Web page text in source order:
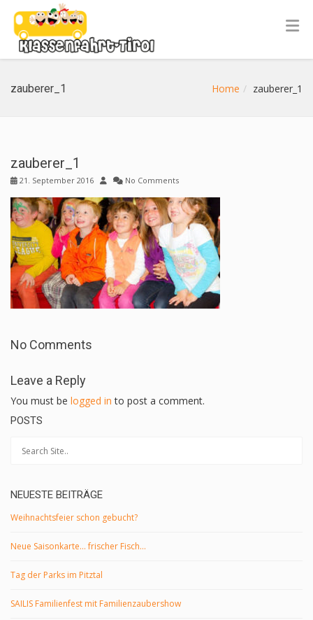
zauberer_1 Home zauberer_1
zauberer_1
21. September 2016 No Comments
No Comments
Leave a Reply
You must be logged in to post a comment.
POSTS
NEUESTE BEITRÄGE
Weihnachtsfeier schon gebucht?
Neue Saisonkarte… frischer Fisch…
Tag der Parks im Pitztal
SAILIS Familienfest mit Familienzaubershow